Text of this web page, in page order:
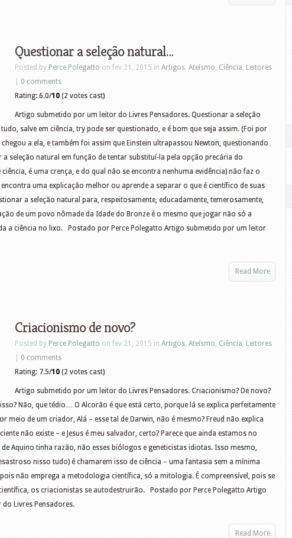
Questionar a seleção natural…
Posted by Perce Polegatto on fev 21, 2015 in Artigos, Ateísmo, Ciência, Leitores
0 comments
Rating: 6.0/10 (2 votes cast)
Artigo submetido por um leitor do Livres Pensadores. Questionar a seleção
salve em ciência, try pode ser questionado, e é bom que seja assim. (Foi por
a ela, e também foi assim que Einstein ultrapassou Newton, questionando
a seleção natural em função de tentar substituí-la pela opção precária do
é uma crença, e do qual não se encontra nenhuma evidência) não faz o
uma explicação melhor ou aprende a separar o que é científico de suas
a seleção natural para, respeitosamente, educadamente, temerosamente,
de um povo nômade da Idade do Bronze é o mesmo que jogar não só a
a ciência no lixo. Postado por Perce Polegatto Artigo submetido por um leitor
Read More
Criacionismo de novo?
Posted by Perce Polegatto on fev 21, 2015 in Artigos, Ateísmo, Ciência, Leitores
0 comments
Rating: 7.5/10 (2 votes cast)
Artigo submetido por um leitor do Livres Pensadores. Criacionismo? De novo?
Não, que tédio… O Alcorão é que está certo, porque lá se explica perfeitamente
meio de um criador, Alá – esse tal de Darwin, não é mesmo? Freud não explica
não existe – e Jesus é meu salvador, certo? Parece que ainda estamos no
Aquino tinha razão, não esses biólogos e geneticistas idiotas. Isso mesmo,
nisso tudo) é chamarem isso de ciência – uma fantasia sem a mínima
não emprega a metodologia científica, só a mitologia. É compreensível, pois se
os criacionistas se autodestruirão. Postado por Perce Polegatto Artigo
Livres Pensadores.
Read More